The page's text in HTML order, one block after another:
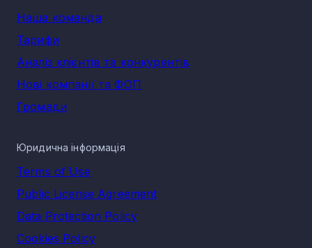
Наша команда
Тарифи
Аналіз клієнтів та конкурентів
Нові компанії та ФОП
Громади
Юридична інформація
Terms of Use
Public License Agreement
Data Protection Policy
Cookies Policy